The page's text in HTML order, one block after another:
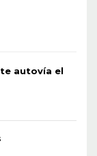
autovía el